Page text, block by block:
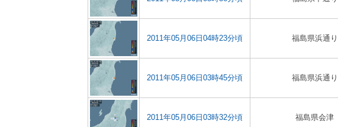
2011年05月06日04時23分頃 福島県浜通り
2011年05月06日03時45分頃 福島県浜通り
2011年05月06日03時32分頃 福島県会津